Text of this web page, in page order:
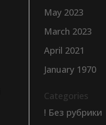
May 2023
March 2023
April 2021
January 1970
Categories
! Без рубрики